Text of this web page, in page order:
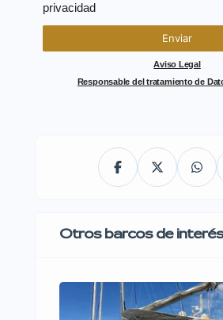
privacidad
Enviar
Aviso Legal
Responsable del tratamiento de
Otros barcos de interés